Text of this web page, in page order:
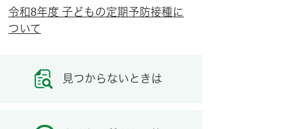
令和8年度 子どもの定期予防接種に
ついて
見つからないときは